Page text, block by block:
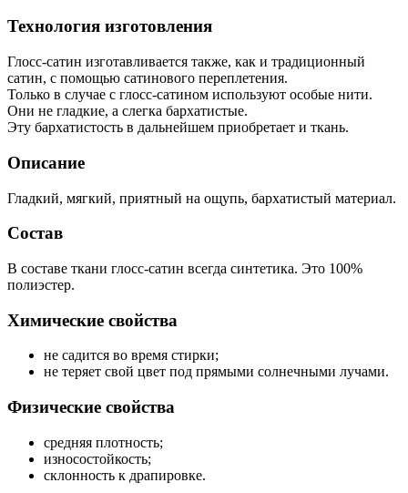
Технология изготовления
Глосс-сатин изготавливается также, как и традиционный
сатин, с помощью сатинового переплетения.
Только в случае с глосс-сатином используют особые нити.
Они не гладкие, а слегка бархатистые.
Эту бархатистость в дальнейшем приобретает и ткань.
Описание
Гладкий, мягкий, приятный на ощупь, бархатистый материал.
Состав
В составе ткани глосс-сатин всегда синтетика. Это 100%
полиэстер.
Химические свойства
не садится во время стирки;
не теряет свой цвет под прямыми солнечными лучами.
Физические свойства
средняя плотность;
износостойкость;
склонность к драпировке.